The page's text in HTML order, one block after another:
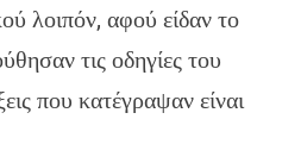
λοιπόν, αφού είδαν το
τις οδηγίες του
που κατέγραψαν είναι